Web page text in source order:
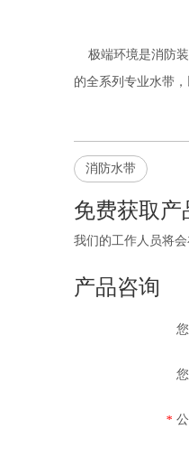
极端环境是消防装
的全系列专业水带
消防水带
免费获取产
我们的工作人员将会
产品咨询
*